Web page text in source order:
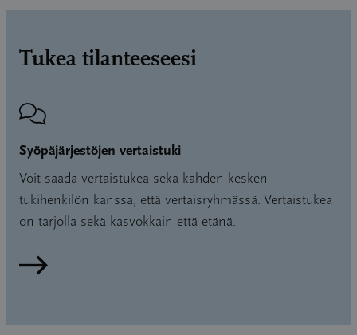
Tukea tilanteeseesi
Syöpäjärjestöjen vertaistuki
Voit saada vertaistukea sekä kahden kesken
tukihenkilön kanssa, että vertaisryhmässä. Vertaistukea
on tarjolla sekä kasvokkain että etänä.
Lue lisää